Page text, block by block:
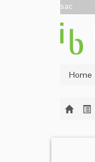
sac
Home